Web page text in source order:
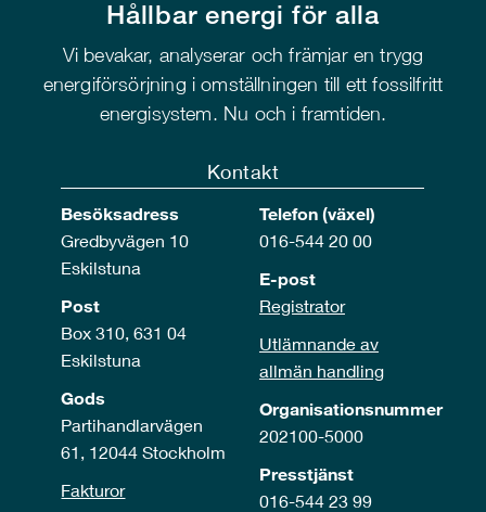
Hållbar energi för alla
Vi bevakar, analyserar och främjar en trygg
energiförsörjning i omställningen till ett fossilfritt
energisystem. Nu och i framtiden.
Kontakt
Besöksadress
Gredbyvägen 10
Eskilstuna
Post
Box 310, 631 04
Eskilstuna
Gods
Partihandlarvägen
61, 12044 Stockholm
Fakturor
Telefon (växel)
016-544 20 00
E-post
Registrator
Utlämnande av
allmän handling
Organisationsnummer
202100-5000
Presstjänst
016-544 23 99